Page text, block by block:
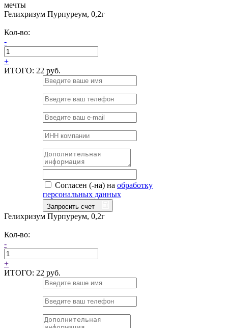
Гелихризум Пурпуреум, 0,2г
Кол-во:
-
+
ИТОГО: 22 руб.
Согласен (-на) на обработку
персональных данных
Запросить счет
Гелихризум Пурпуреум, 0,2г
Кол-во:
-
+
ИТОГО: 22 руб.